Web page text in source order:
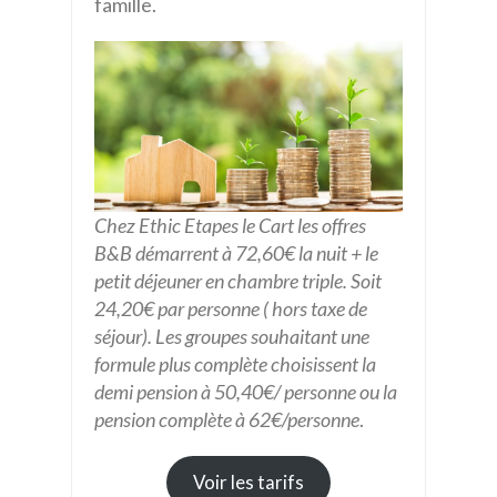
Chez Ethic Etapes le Cart les offres
B&B démarrent à 72,60€ la nuit + le
petit déjeuner en chambre triple. Soit
24,20€ par personne ( hors taxe de
séjour). Les groupes souhaitant une
formule plus complète choisissent la
demi pension à 50,40€/ personne ou la
pension complète à 62€/personne.
Voir les tarifs